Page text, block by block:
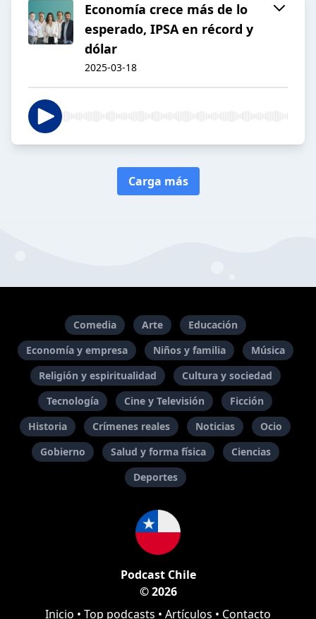
Economía crece más de lo
esperado, IPSA en récord y
dólar
2025-03-18
Carga más
Comedia Arte
Educación
Economía y empresa
Niños y familia
Música
Religión y espiritualidad
Cultura y sociedad
Tecnología
Cine y Televisión
Ficción
Historia
Crímenes reales Noticias
Ocio
Gobierno
Salud y forma física
Ciencias
Deportes
Podcast Chile
© 2026
Inicio • Top podcasts • Artículos • Contacto